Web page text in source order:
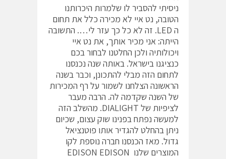
ניסיתי להסביר לו שלמרות היכרותנו
הטובה, נט איי לא מכירה כלל את תחום
ה LED. זה לא כל כך עזר לי…. התשובה
הייתה: אני מכיר אותך, את נט איי
ויכולותיה ולכן החלטנו לבחור בכם
כנציגנו בישראל. באותה שנה נכנסנו
לתחום הזה מבלי להתכונן, וכבר בשנה
הראשונה הצלחנו לשמור על רף המכירות
של השנה שקדמה לה. הרבה מעבר
לציפיות של DIALIGHT. מהשלב הזה
למעשה נפתח בפנינו שוק עצום, שכיום
ניתן בהחלט להגדיר אותו פוטנציאל
גדול. מאז הכנסנו חברה נוספת לקו
המוצרים שלנו EDISON EDISON